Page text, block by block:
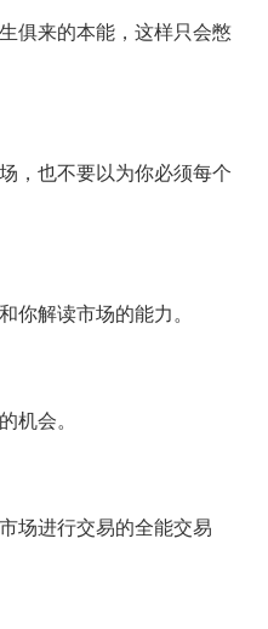
俱来的本能，这样只会憋
，也不要以为你必须每个
你解读市场的能力。
机会。
场进行交易的全能交易